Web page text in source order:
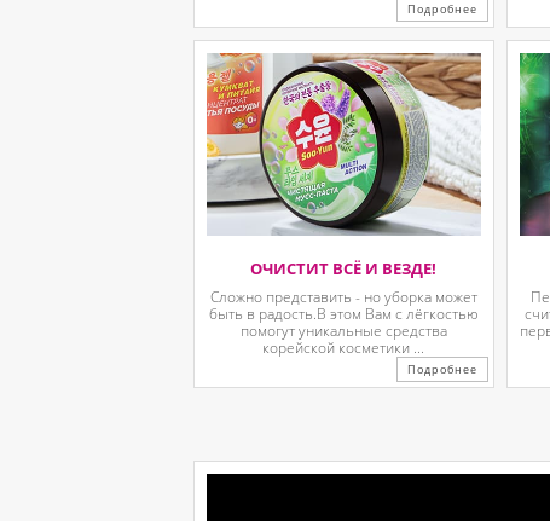
Подробнее
ОЧИСТИТ ВСЁ И ВЕЗДЕ!
Сложно представить - но уборка может
быть в радость.В этом Вам с лёгкостью
помогут уникальные средства
корейской косметики ...
Подробнее